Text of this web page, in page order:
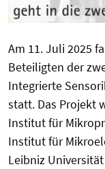
Am 11. Juli 2025
Beteiligten der
Integrierte
statt. Das Projekt
Institut für
Institut für
Leibniz